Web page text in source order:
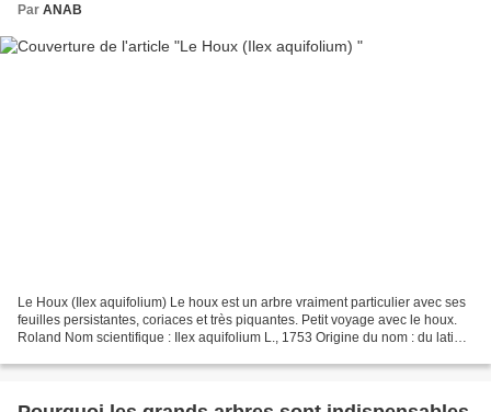
Par ANAB
Le Houx (Ilex aquifolium) Le houx est un arbre vraiment particulier avec ses
feuilles persistantes, coriaces et très piquantes. Petit voyage avec le houx.
Roland Nom scientifique : Ilex aquifolium L., 1753 Origine du nom : du latin «